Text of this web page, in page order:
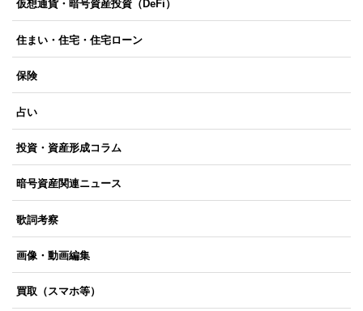
仮想通貨・暗号資産投資（DeFi）
住まい・住宅・住宅ローン
保険
占い
投資・資産形成コラム
暗号資産関連ニュース
歌詞考察
画像・動画編集
買取（スマホ等）